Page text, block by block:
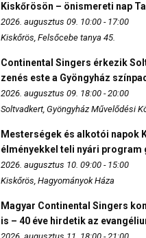
Kiskőrösön – önismereti nap
2026. augusztus 09. 10:00 - 17:00
Kiskőrös, Felsőcebe tanya 45.
Continental Singers érkezik
zenés este a Gyöngyház
2026. augusztus 09. 18:00 - 20:00
Soltvadkert, Gyöngyház Művelődési
Mesterségek és alkotói napok
élményekkel teli nyári program
2026. augusztus 10. 09:00 - 15:00
Kiskőrös, Hagyományok Háza
Magyar Continental Singers
is – 40 éve hirdetik az